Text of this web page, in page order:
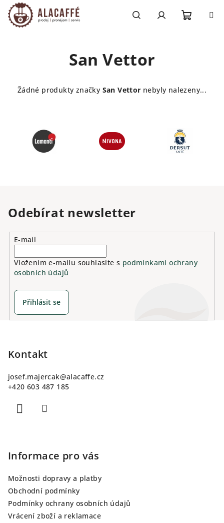
Přejít
na
obsah
San Vettor
Žádné produkty značky San Vettor nebyly nalezeny...
Odebírat newsletter
E-mail
Vložením e-mailu souhlasíte s podmínkami ochrany
osobních údajů
Přihlásit se
Kontakt
josef.majercak@alacaffe.cz
+420 603 487 185
Informace pro vás
Možnosti dopravy a platby
Obchodní podmínky
Podmínky ochrany osobních údajů
Vrácení zboží a reklamace